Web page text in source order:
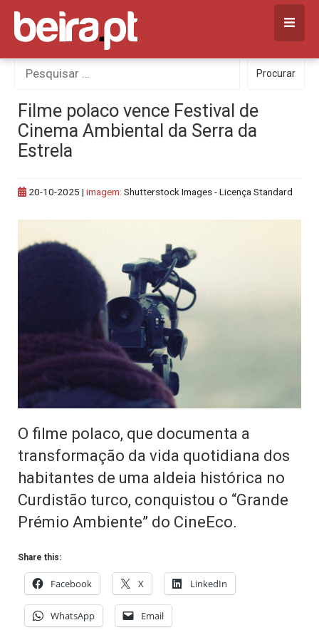
Skip
content
Procurar
por:
Procurar
Filme polaco vence Festival de
Cinema Ambiental da Serra da
Estrela
20-10-2025 | imagem: Shutterstock Images - Licença Standard
O filme polaco, que documenta a
transformação da vida quotidiana dos
habitantes de uma aldeia histórica no
Curdistão turco, conquistou o “Grande
Prémio Ambiente” do CineEco.
Share this:
Facebook X LinkedIn
WhatsApp Email